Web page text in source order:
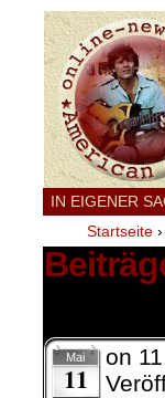
IN EIGENER
Startseite ›
Mai
11
on